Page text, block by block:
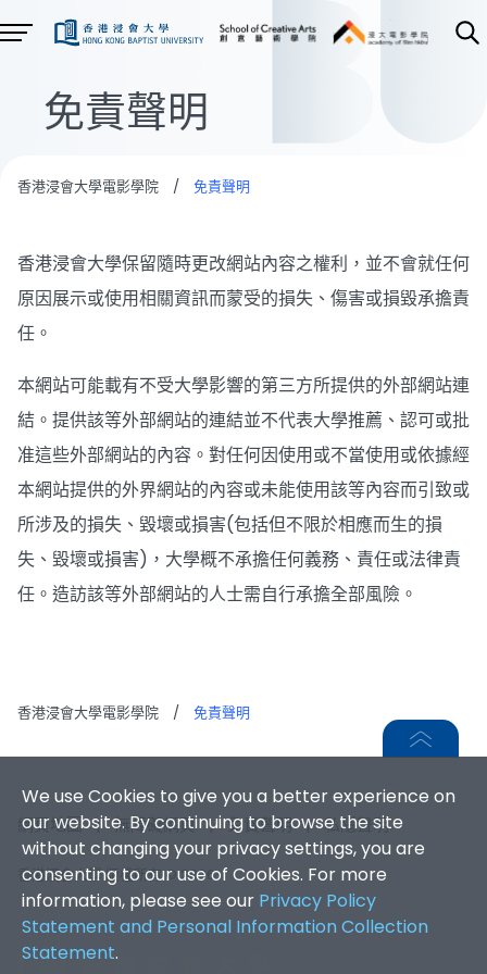
免責聲明
香港浸會大學電影學院 / 免責聲明
香港浸會大學保留隨時更改網站內容之權利，並不會就任何
原因展示或使用相關資訊而蒙受的損失、傷害或損毀承擔責
任。
本網站可能載有不受大學影響的第三方所提供的外部網站連
結。提供該等外部網站的連結並不代表大學推薦、認可或批
准這些外部網站的內容。對任何因使用或不當使用或依據經
本網站提供的外界網站的內容或未能使用該等內容而引致或
所涉及的損失、毀壞或損害(包括但不限於相應而生的損
失、毀壞或損害)，大學概不承擔任何義務、責任或法律責
任。造訪該等外部網站的人士需自行承擔全部風險。
香港浸會大學電影學院 / 免責聲明
We use Cookies to give you a better experience on
our website. By continuing to browse the site
without changing your privacy settings, you are
consenting to our use of Cookies. For more
information, please see our Privacy Policy
Statement and Personal Information Collection
Statement.
網頁地圖|無障礙網頁| 免責聲明|私隱聲明
香港浸會大學 版權所有 © 2026